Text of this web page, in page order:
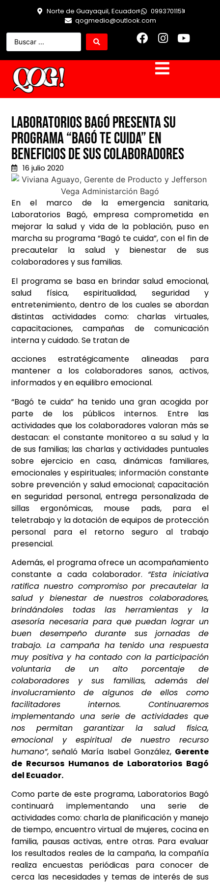
Norte de Guayaquil, Ecuador
0993701151
qogmedio@outlook.com
Laboratorios Bagó presenta su
programa “Bagó te cuida” en
beneficios de sus colaboradores
16 julio 2020
En el marco de la emergencia sanitaria,
Laboratorios Bagó, empresa comprometida en
mejorar la salud y vida de la población, puso en
marcha su programa “Bagó te cuida”, con el fin de
precautelar la salud y bienestar de sus
colaboradores y sus familias.
El programa se basa en brindar salud emocional,
salud física, espiritualidad, seguridad y
entretenimiento, dentro de los cuales se abordan
distintas actividades como: charlas virtuales,
capacitaciones, campañas de comunicación
interna y cuidado. Se tratan de
acciones estratégicamente alineadas para
mantener a los colaboradores sanos, activos,
informados y en equilibro emocional.
“Bagó te cuida” ha tenido una gran acogida por
parte de los públicos internos. Entre las
actividades que los colaboradores valoran más se
destacan: el constante monitoreo a su salud y la
de sus familias; las charlas y actividades puntuales
sobre ejercicio en casa, dinámicas familiares,
emocionales y espirituales; información constante
sobre prevención y salud emocional; capacitación
en seguridad personal, entrega personalizada de
sillas ergonómicas, mouse pads, para el
teletrabajo y la dotación de equipos de protección
personal para el retorno seguro al trabajo
presencial.
Además, el programa ofrece un acompañamiento
constante a cada colaborador. “Esta iniciativa
ratifica nuestro compromiso por precautelar la
salud y bienestar de nuestros colaboradores,
brindándoles todas las herramientas y la
asesoría necesaria para que puedan lograr un
buen desempeño durante sus jornadas de
trabajo. La campaña ha tenido una respuesta
muy positiva y ha contado con la participación
voluntaria de un alto porcentaje de
colaboradores y sus familias, además del
involucramiento de algunos de ellos como
facilitadores internos. Continuaremos
implementando una serie de actividades que
nos permitan garantizar la salud física,
emocional y espiritual de nuestro recurso
humano”, señaló María Isabel González, Gerente
de Recursos Humanos de Laboratorios Bagó
del Ecuador.
Como parte de este programa, Laboratorios Bagó
continuará implementando una serie de
actividades como: charla de planificación y manejo
de tiempo, encuentro virtual de mujeres, cocina en
familia, pausas activas, entre otras. Para evaluar
los resultados reales de la campaña, la compañía
realiza encuestas periódicas para conocer de
cerca las necesidades y temas de interés de sus